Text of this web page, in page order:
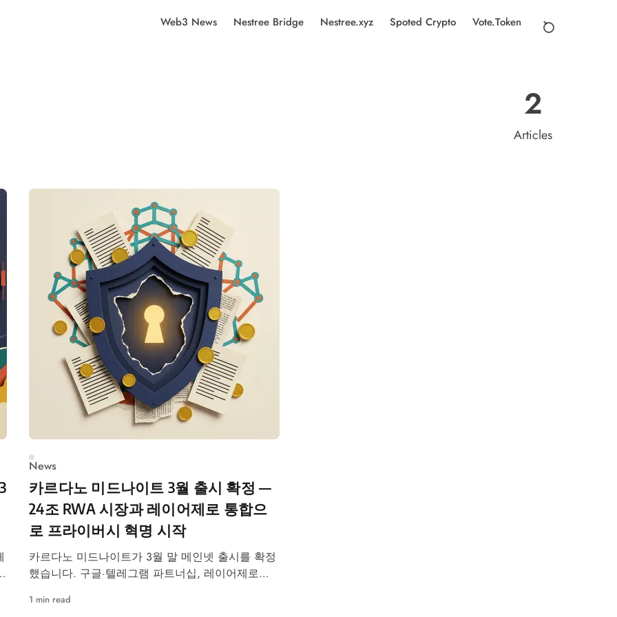
Web3 News Nestree Bridge Nestree.xyz Spoted Crypto Vote.Token
2
Articles
News
카르다노 미드나이트 3월 출시 확정 —
24조 RWA 시장과 레이어제로 통합으
로 프라이버시 혁명 시작
카르다노 미드나이트가 3월 말 메인넷 출시를 확정
했습니다. 구글·텔레그램 파트너십, 레이어제로
달러 RWA 시장 공략에 나섭니다.
1 min read